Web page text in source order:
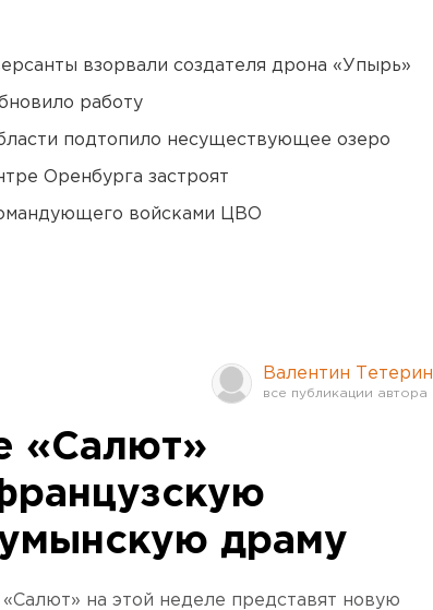
взорвали создателя дрона «Упырь»
работу
подтопило несуществующее озеро
Оренбурга застроят
войсками ЦВО
Валентин Тетерин
«Салют»
драму
на этой неделе представят новую